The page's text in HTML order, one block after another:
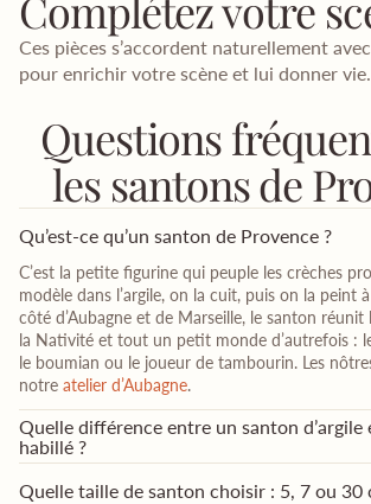
Ces pièces s’accordent naturellement
pour enrichir votre scène et lui donner vie.
Questions
les santons de
Qu’est-ce qu’un santon de Provence ?
C’est la petite figurine qui peuple les crèches
modèle dans l’argile, on la cuit, puis on la peint
côté d’Aubagne et de Marseille, le santon réunit
la Nativité et tout un petit monde d’autrefois : le
le boumian ou le joueur de tambourin. Les
notre atelier d’Aubagne.
Quelle différence entre un santon d’argile
habillé ?
Quelle taille de santon choisir : 5, 7 ou 30